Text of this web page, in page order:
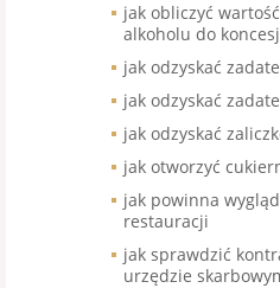
jak obliczyć
alkoholu do
jak odzyskać
jak odzyskać
jak odzyskać
jak otworzyć
jak powinna
restauracji
jak sprawdzić
urzędzie